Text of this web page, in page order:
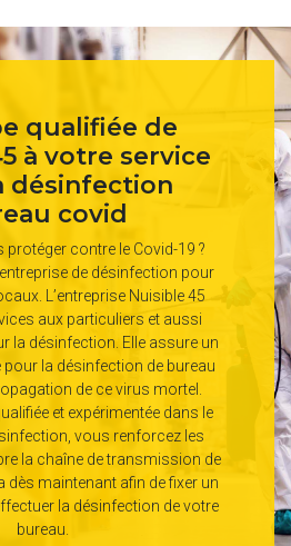
qualifiée de
à votre service
désinfection
covid
contre le Covid-19 ?
de désinfection pour
L’entreprise Nuisible 45
aux particuliers et aussi
la désinfection. Elle assure un
la désinfection de bureau
de ce virus mortel.
et expérimentée dans le
vous renforcez les
la chaîne de transmission de
dès maintenant afin de fixer un
la désinfection de votre
bureau.